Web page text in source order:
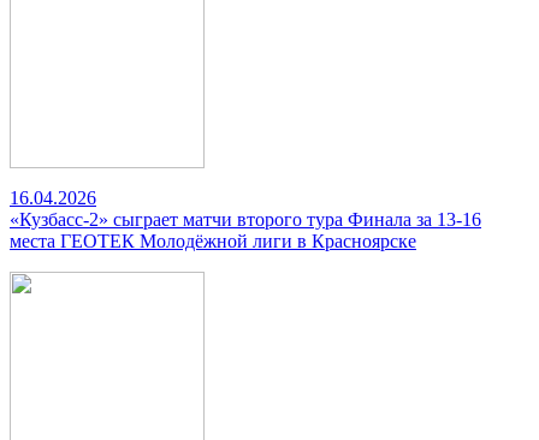
16.04.2026
«Кузбасс-2» сыграет матчи второго тура Финала за 13-16
места ГЕОТЕК Молодёжной лиги в Красноярске